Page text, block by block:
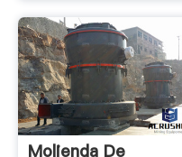
Molienda De